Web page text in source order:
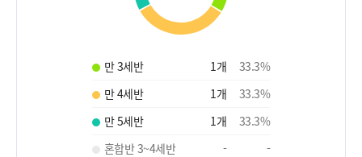
만 3세반 1개 33.3%
만 4세반
1개 33.3%
만 5세반
1개 33.3%
혼합반 3~4세반
-
-